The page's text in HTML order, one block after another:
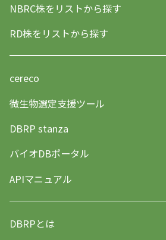
NBRC株をリストから探す
RD株をリストから探す
cereco
微生物選定支援ツール
DBRP stanza
バイオDBポータル
APIマニュアル
DBRPとは